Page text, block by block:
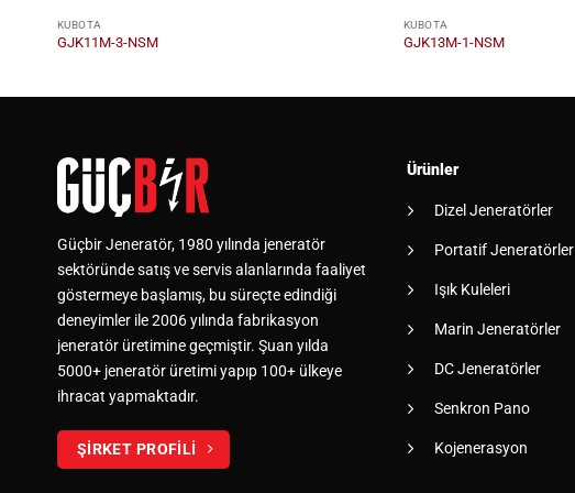
KUBOTA
GJK11M-3-NSM
KUBOTA
GJK13M-1-NSM
Güçbir Jeneratör, 1980 yılında jeneratör
sektöründe satış ve servis alanlarında faaliyet
göstermeye başlamış, bu süreçte edindiği
deneyimler ile 2006 yılında fabrikasyon
jeneratör üretimine geçmiştir. Şuan yılda
5000+ jeneratör üretimi yapıp 100+ ülkeye
ihracat yapmaktadır.
ŞİRKET PROFİLİ
Ürünler
Dizel Jeneratörler
Portatif Jeneratörler
Işık Kuleleri
Marin Jeneratörler
DC Jeneratörler
Senkron Pano
Kojenerasyon